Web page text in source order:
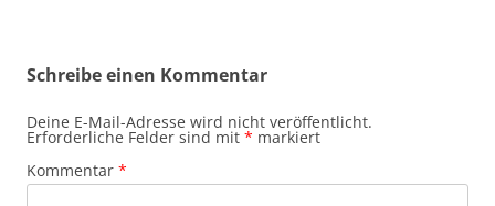
Schreibe einen Kommentar
Deine E-Mail-Adresse wird nicht veröffentlicht.
Erforderliche Felder sind mit * markiert
Kommentar *